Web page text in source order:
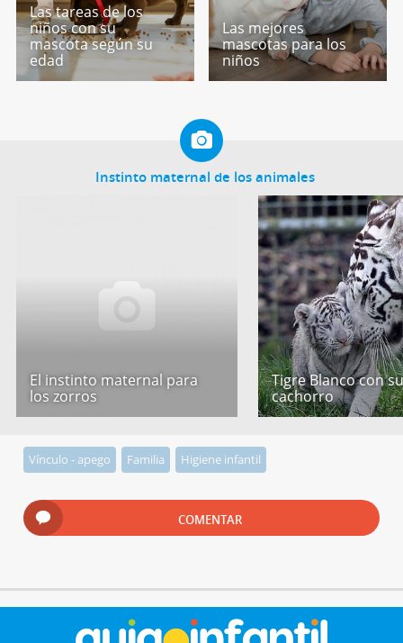
Las tareas de los
niños con su
mascota según su
edad
Las mejores
mascotas para los
niños
Instinto maternal de los animales
El instinto maternal para
los zorros
Tigre Blanco con
cachorro
Vínculo - apego Familia Higiene infantil
COMENTAR